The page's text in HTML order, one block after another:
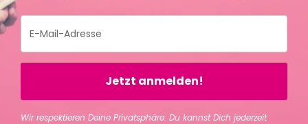
Jetzt anmelden!
Wir respektieren Deine Privatsphäre. Du kannst Dich jederzeit